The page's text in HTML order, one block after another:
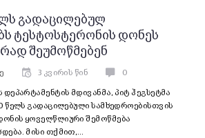
გადაცილებულ
ტესტოსტერონის დონეს
შეუმოწმებენ
3 კვირის წინ 0
დეპარტამენტის მდივანმა, პიტ ჰეგსეტმა
წელს გადაცილებული სამხედროებისთვის
ყოველწლიური შემოწმება
მისი თქმით,…